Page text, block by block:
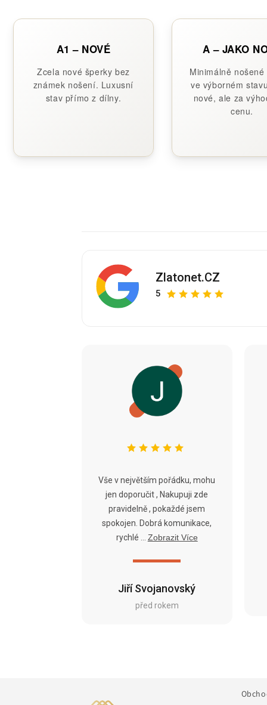
A1 – NOVÉ
Zcela nové šperky bez
známek nošení. Luxusní
stav přímo z dílny.
A – JAKO
Minimálně
ve výborném
nové, ale za
cenu.
Zlatonet.CZ
5
Jiří Svojanovský
před rokem
Vše v největším pořádku, mohu
jen doporučit , Nakupuji zde
pravidelně , pokaždé jsem
spokojen. Dobrá komunikace,
rychlé ...
Zobrazit Více